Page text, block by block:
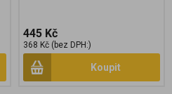
445 Kč
368 Kč (bez DPH:)
Koupit